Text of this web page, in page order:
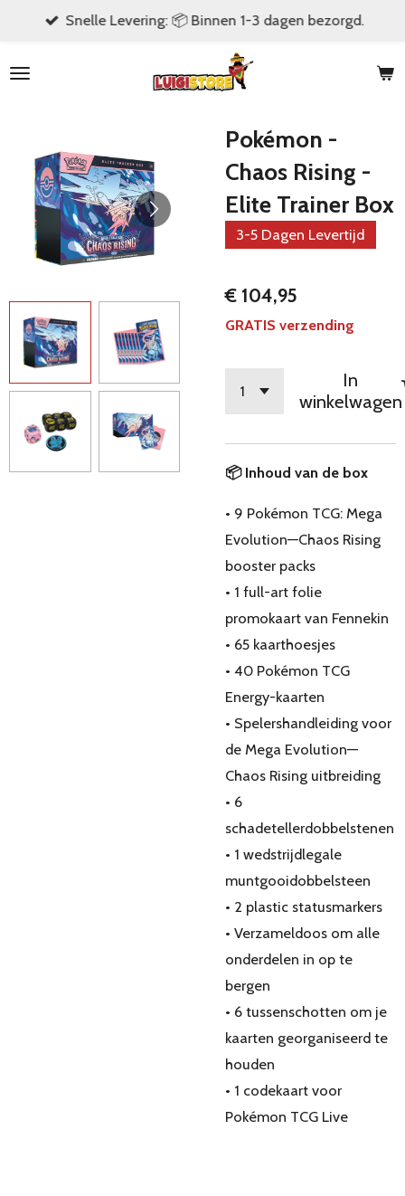
naar
Snelle Levering: 📦 Binnen 1-3 dagen bezorgd.
Pokémon -
Chaos Rising -
Elite Trainer Box
3-5 Dagen Levertijd
€ 104,95
GRATIS verzending
In
winkelwagen
📦 Inhoud van de box
• 9 Pokémon TCG: Mega
Evolution—Chaos Rising
booster packs
• 1 full-art folie
promokaart van Fennekin
• 65 kaarthoesjes
• 40 Pokémon TCG
Energy-kaarten
• Spelershandleiding voor
de Mega Evolution—
Chaos Rising uitbreiding
• 6
schadetellerdobbelstenen
• 1 wedstrijdlegale
muntgooidobbelsteen
• 2 plastic statusmarkers
• Verzameldoos om alle
onderdelen in op te
bergen
• 6 tussenschotten om je
kaarten georganiseerd te
houden
• 1 codekaart voor
Pokémon TCG Live